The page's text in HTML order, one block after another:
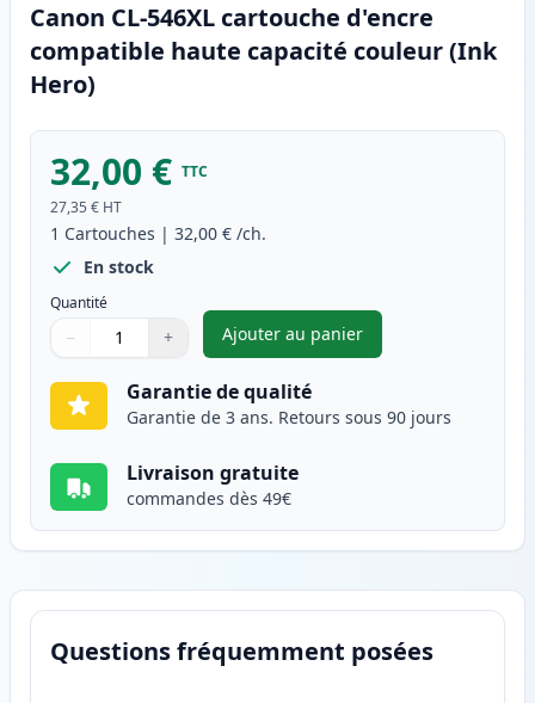
Canon CL-546XL cartouche d'encre
compatible haute capacité couleur (Ink
Hero)
32,00 € TTC
27,35 € HT
1 Cartouches | 32,00 € /ch.
En stock
Quantité
Quantité
Utilisez les boutons pour ajuster
− +
Quantité
Ajouter au panier
,Canon CL-546XL cartouche
Garantie de qualité
Garantie de 3 ans. Retours sous 90 jours
Livraison gratuite
commandes dès 49€
Questions fréquemment posées